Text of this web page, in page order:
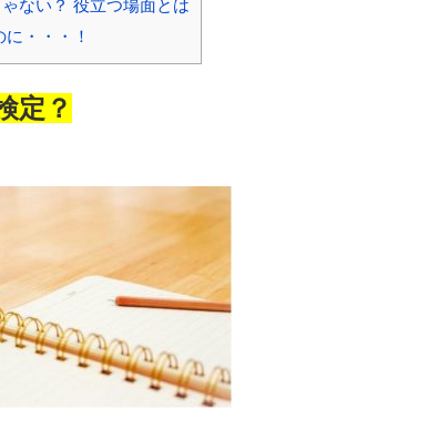
ない？ 役立つ場面とは
・・・！
定？